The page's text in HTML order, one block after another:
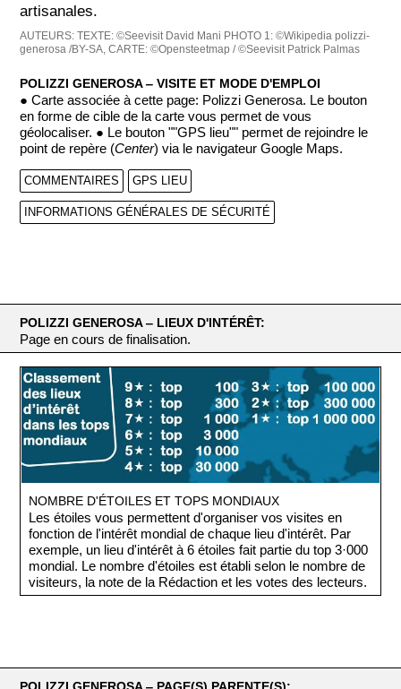
artisanales.
AUTEURS:TEXTE: ©Seevisit David Mani PHOTO 1: ©Wikipedia polizzi-
generosa /BY-SA, CARTE: ©Opensteetmap / ©Seevisit Patrick Palmas
POLIZZI GENEROSA ‒ VISITE ET MODE D'EMPLOI
● Carte associée à cette page: Polizzi Generosa. Le bouton
en forme de cible de la carte vous permet de vous
géolocaliser. ● Le bouton ""GPS lieu"" permet de rejoindre le
point de repère (Center) via le navigateur Google Maps.
COMMENTAIRES GPS LIEU
INFORMATIONS GÉNÉRALES DE SÉCURITÉ
POLIZZI GENEROSA ‒ LIEUX D'INTÉRÊT:
Page en cours de finalisation.
NOMBRE D'ÉTOILES ET TOPS MONDIAUX
Les étoiles vous permettent d'organiser vos visites en
fonction de l'intérêt mondial de chaque lieu d'intérêt. Par
exemple, un lieu d'intérêt à 6 étoiles fait partie du top 3·000
mondial. Le nombre d'étoiles est établi selon le nombre de
visiteurs, la note de la Rédaction et les votes des lecteurs.